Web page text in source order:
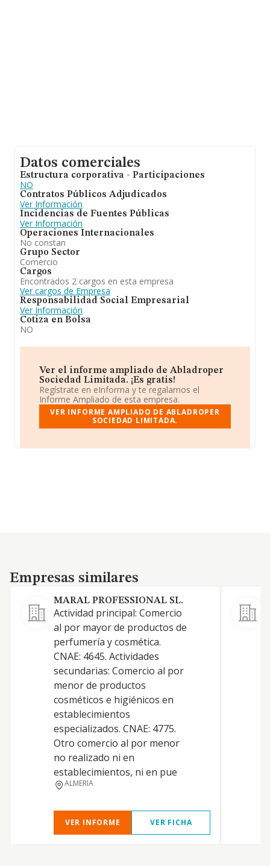
Datos comerciales
Estructura corporativa - Participaciones
NO
Contratos Públicos Adjudicados
Ver Información
Incidencias de Fuentes Públicas
Ver Información
Operaciones Internacionales
No constan
Grupo Sector
Comercio
Cargos
Encontrados 2 cargos en esta empresa
Ver cargos de Empresa
Responsabilidad Social Empresarial
Ver Información
Cotiza en Bolsa
NO
Ver el informe ampliado de Abladroper
Sociedad Limitada. ¡Es gratis!
Regístrate en eInforma y te regalamos el
Informe Ampliado de esta empresa.
VER INFORME AMPLIADO DE ABLADROPER
SOCIEDAD LIMITADA.
Empresas similares
Empresas similares
MARAL PROFESSIONAL SL.
Actividad principal: Comercio
al por mayor de productos de
perfumería y cosmética.
CNAE: 4645. Actividades
secundarias: Comercio al por
menor de productos
cosméticos e higiénicos en
establecimientos
especializados. CNAE: 4775.
Otro comercio al por menor
no realizado ni en
establecimientos, ni en pue
ALMERIA
VER INFORME VER FICHA